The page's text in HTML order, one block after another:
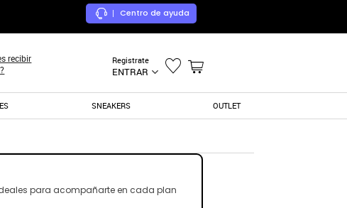
| Centro de ayuda
Registrate
ENTRAR
recibir
SNEAKERS OUTLET
para acompañarte en cada plan